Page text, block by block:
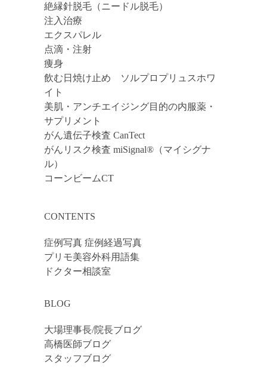
絶縁針脱毛（ニードル脱毛）
注入治療
エクスパレル
点滴・注射
痩身
飲む日焼け止め ソルプロプリュスホワ
イト
美肌・アンチエイジング目的の内服薬・
サプリメント
がん遺伝子検査 CanTect
がんリスク検査 miSignal®（マイシグナ
ル）
コーンビームCT
CONTENTS
症例写真 症例経過写真
プリモ美容外科用語集
ドクター相談室
BLOG
大場理事長/院長ブログ
高橋医師ブログ
スタッフブログ